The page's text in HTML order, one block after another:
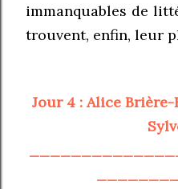
immanquables de
trouvent, enfin, leur
Jour 4 : Alice